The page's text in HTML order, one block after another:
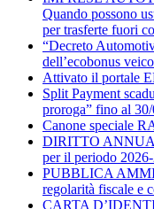
Quando possono
per trasferte fuori
“Decreto
dell’ecobonus
Attivato il portale
Split Payment
proroga” fino al
Canone speciale
DIRITTO
per il periodo
PUBBLICA
regolarità fiscale e
CARTA